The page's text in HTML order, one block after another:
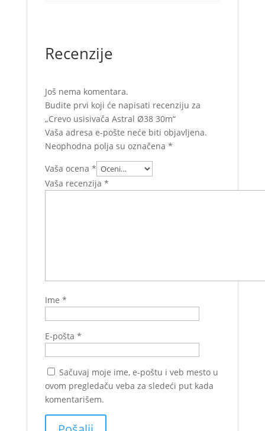
Recenzije
Još nema komentara.
Budite prvi koji će napisati recenziju za
„Crevo usisivača Astral Ø38 30m“
Vaša adresa e-pošte neće biti objavljena.
Neophodna polja su označena *
Vaša ocena *
Vaša recenzija *
Ime *
E-pošta *
Sačuvaj moje ime, e-poštu i veb mesto u
ovom pregledaču veba za sledeći put kada
komentarišem.